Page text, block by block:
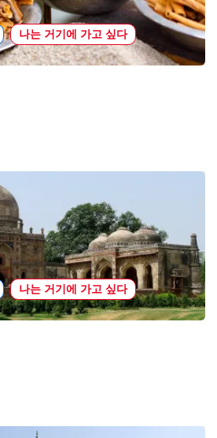
나는 거기에 가고 싶다
나는 거기에 가고 싶다